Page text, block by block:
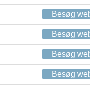
Besøg
Besøg
Besøg
Besøg